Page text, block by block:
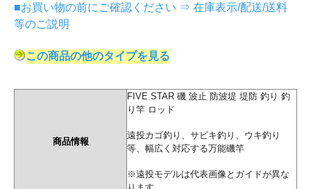
■お買い物の前にご確認ください ⇒ 在庫表示/配送/送料
等のご説明
この商品の他のタイプを見る
商品情報
FIVE STAR 磯 波止 防波堤 堤防 釣り 釣
り竿 ロッド
遠投カゴ釣り、サビキ釣り、ウキ釣り
等、幅広く対応する万能磯竿
※遠投モデルは代表画像とガイドが異な